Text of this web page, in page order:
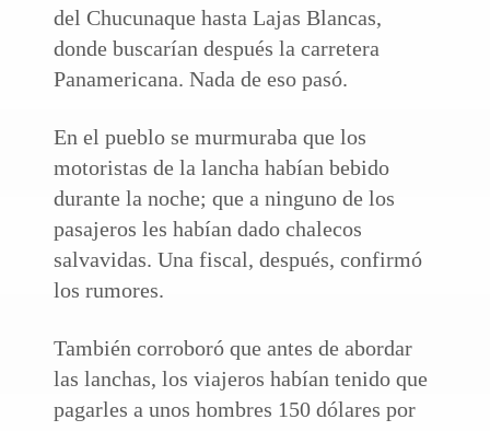
del Chucunaque hasta Lajas Blancas,
donde buscarían después la carretera
Panamericana. Nada de eso pasó.
En el pueblo se murmuraba que los
motoristas de la lancha habían bebido
durante la noche; que a ninguno de los
pasajeros les habían dado chalecos
salvavidas. Una fiscal, después, confirmó
los rumores.
También corroboró que antes de abordar
las lanchas, los viajeros habían tenido que
pagarles a unos hombres 150 dólares por